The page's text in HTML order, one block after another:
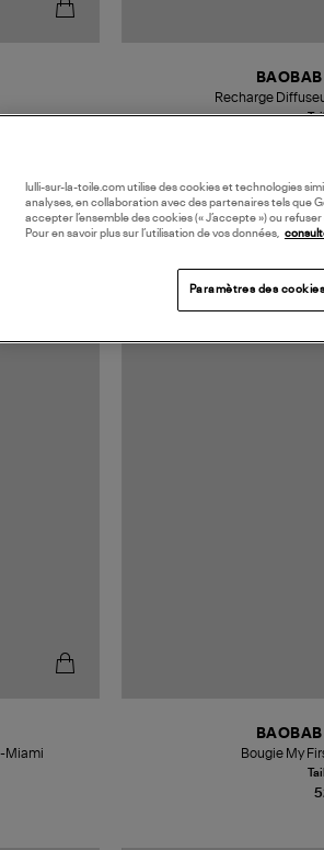
Recharge
Miami
MADE IN EUROPE
Bougie My
lulli-sur-la-toile.com utilise des cookies et technologies
analyses, en collaboration avec des partenaires tels que
accepter l’ensemble des cookies (« J’accepte ») ou
Pour en savoir plus sur l’utilisation de vos données,
Paramètres des